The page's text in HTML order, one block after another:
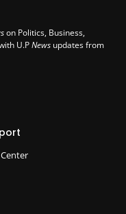
on Politics, Business,
U.PNews updates from